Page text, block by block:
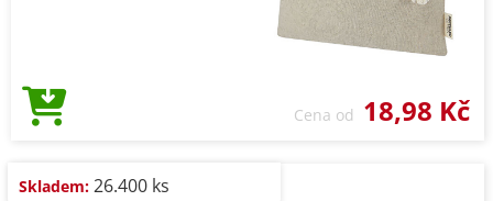
Cena od 18,98 Kč
Skladem: 26.400 ks